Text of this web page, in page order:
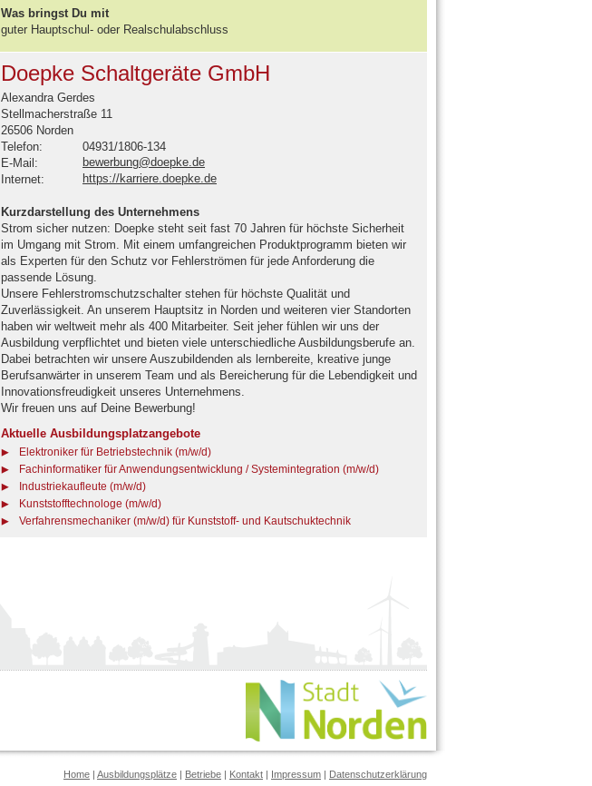
Was bringst Du mit
guter Hauptschul- oder Realschulabschluss
Doepke Schaltgeräte GmbH
Alexandra Gerdes
Stellmacherstraße 11
26506 Norden
Telefon:
04931/1806-134
E-Mail:
bewerbung@doepke.de
Internet:
https://karriere.doepke.de
Kurzdarstellung des Unternehmens
Strom sicher nutzen: Doepke steht seit fast 70 Jahren für höchste Sicherheit
im Umgang mit Strom. Mit einem umfangreichen Produktprogramm bieten wir
als Experten für den Schutz vor Fehlerströmen für jede Anforderung die
passende Lösung.
Unsere Fehlerstromschutzschalter stehen für höchste Qualität und
Zuverlässigkeit. An unserem Hauptsitz in Norden und weiteren vier Standorten
haben wir weltweit mehr als 400 Mitarbeiter. Seit jeher fühlen wir uns der
Ausbildung verpflichtet und bieten viele unterschiedliche Ausbildungsberufe an.
Dabei betrachten wir unsere Auszubildenden als lernbereite, kreative junge
Berufsanwärter in unserem Team und als Bereicherung für die Lebendigkeit und
Innovationsfreudigkeit unseres Unternehmens.
Wir freuen uns auf Deine Bewerbung!
Aktuelle Ausbildungsplatzangebote
Elektroniker für Betriebstechnik (m/w/d)
Fachinformatiker für Anwendungsentwicklung / Systemintegration (m/w/d)
Industriekaufleute (m/w/d)
Kunststofftechnologe (m/w/d)
Verfahrensmechaniker (m/w/d) für Kunststoff- und Kautschuktechnik
Home | Ausbildungsplätze | Betriebe | Kontakt | Impressum | Datenschutzerklärung